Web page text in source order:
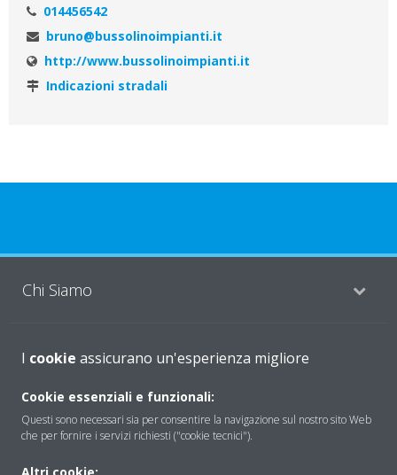
014456542
bruno@bussolinoimpianti.it
http://www.bussolinoimpianti.it
Indicazioni stradali
Chi Siamo
Soluzioni
Contattaci
I cookie assicurano un'esperienza migliore
Cookie essenziali e funzionali:
Questi sono necessari sia per consentire la navigazione sul nostro sito Web
che per fornire i servizi richiesti ("cookie tecnici").